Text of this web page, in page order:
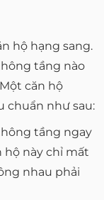
hộ hạng sang.
tầng nào
căn hộ
chuẩn như sau:
tầng ngay
hộ này chỉ mất
nhau phải